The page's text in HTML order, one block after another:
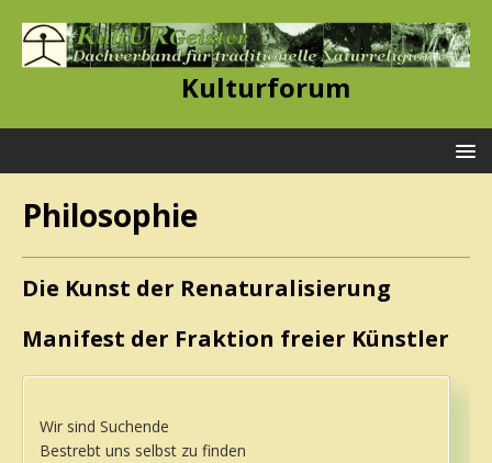
Kulturforum
Philosophie
Die Kunst der Renaturalisierung
Manifest der Fraktion freier Künstler
Wir sind Suchende
Bestrebt uns selbst zu finden